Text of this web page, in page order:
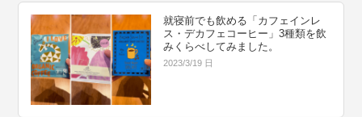
就寝前でも飲める「カフェインレ
ス・デカフェコーヒー」3種類を飲
みくらべしてみました。
2023/3/19 日